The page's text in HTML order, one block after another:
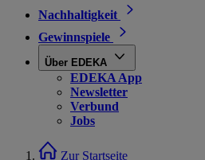
Nachhaltigkeit
Gewinnspiele
Über EDEKA
EDEKA App
Newsletter
Verbund
Jobs
Zur Startseite